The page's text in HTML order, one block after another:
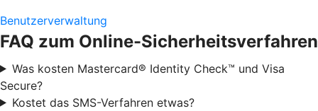
Benutzerverwaltung
FAQ zum Online-Sicherheitsverfahren
Was kosten Mastercard® Identity Check™ und Visa
Secure?
Kostet das SMS-Verfahren etwas?